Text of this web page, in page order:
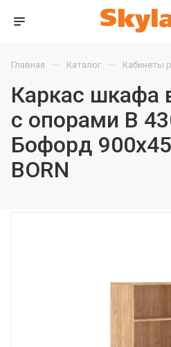
Главная — Каталог — Кабинеты
Каркас шкафа
с опорами B
Бофорд
BORN